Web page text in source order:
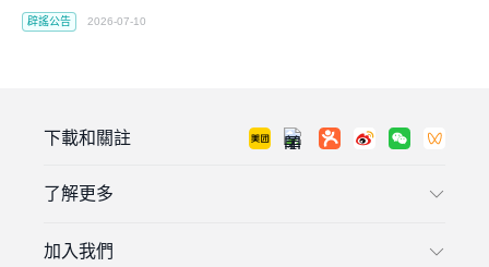
查處50余起以騎手為噱頭博眼球的案件。
辟謠公告 2026-07-10
了解更多
加入我們
下載和關註